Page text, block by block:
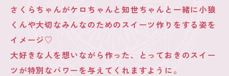
さくらちゃんがケロちゃんと知世ちゃんと一緒に小狼
くんや大切なみんなのためのスイーツ作りをする姿を
イメージ♡
大好きな人を想いながら作った、とっておきのスイー
ツが特別なパワーを与えてくれますように。